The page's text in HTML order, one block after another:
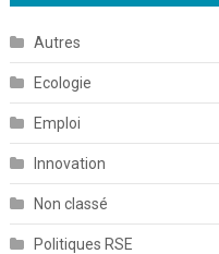
Autres
Ecologie
Emploi
Innovation
Non classé
Politiques RSE